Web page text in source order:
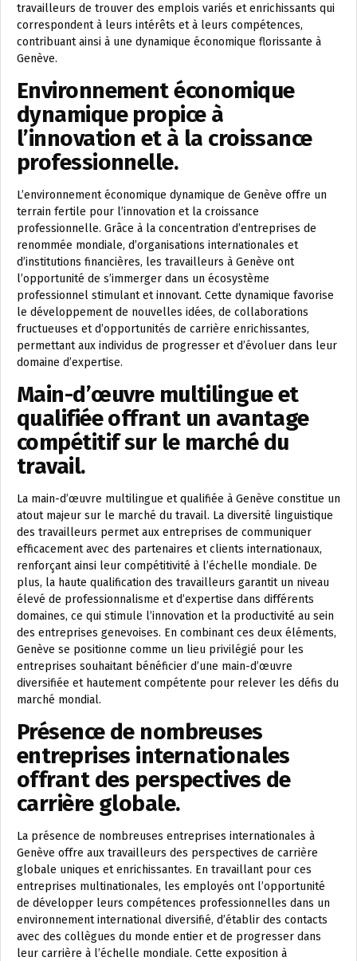
travailleurs de trouver des emplois variés et enrichissants qui
correspondent à leurs intérêts et à leurs compétences,
contribuant ainsi à une dynamique économique florissante à
Genève.
Environnement économique
dynamique propice à
l’innovation et à la croissance
professionnelle.
L’environnement économique dynamique de Genève offre un
terrain fertile pour l’innovation et la croissance
professionnelle. Grâce à la concentration d’entreprises de
renommée mondiale, d’organisations internationales et
d’institutions financières, les travailleurs à Genève ont
l’opportunité de s’immerger dans un écosystème
professionnel stimulant et innovant. Cette dynamique favorise
le développement de nouvelles idées, de collaborations
fructueuses et d’opportunités de carrière enrichissantes,
permettant aux individus de progresser et d’évoluer dans leur
domaine d’expertise.
Main-d’œuvre multilingue et
qualifiée offrant un avantage
compétitif sur le marché du
travail.
La main-d’œuvre multilingue et qualifiée à Genève constitue un
atout majeur sur le marché du travail. La diversité linguistique
des travailleurs permet aux entreprises de communiquer
efficacement avec des partenaires et clients internationaux,
renforçant ainsi leur compétitivité à l’échelle mondiale. De
plus, la haute qualification des travailleurs garantit un niveau
élevé de professionnalisme et d’expertise dans différents
domaines, ce qui stimule l’innovation et la productivité au sein
des entreprises genevoises. En combinant ces deux éléments,
Genève se positionne comme un lieu privilégié pour les
entreprises souhaitant bénéficier d’une main-d’œuvre
diversifiée et hautement compétente pour relever les défis du
marché mondial.
Présence de nombreuses
entreprises internationales
offrant des perspectives de
carrière globale.
La présence de nombreuses entreprises internationales à
Genève offre aux travailleurs des perspectives de carrière
globale uniques et enrichissantes. En travaillant pour ces
entreprises multinationales, les employés ont l’opportunité
de développer leurs compétences professionnelles dans un
environnement international diversifié, d’établir des contacts
avec des collègues du monde entier et de progresser dans
leur carrière à l’échelle mondiale. Cette exposition à